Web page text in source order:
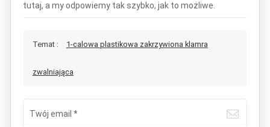
tutaj, a my odpowiemy tak szybko, jak to możliwe.
Temat : 1-calowa plastikowa zakrzywiona klamra
zwalniająca